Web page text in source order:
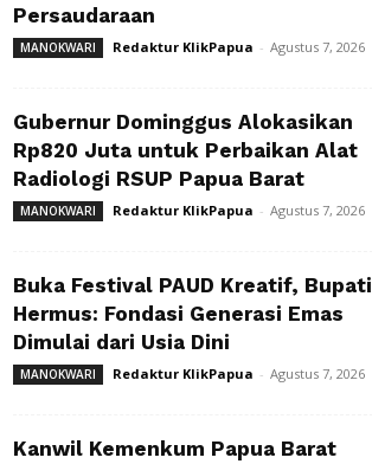
Persaudaraan
MANOKWARI Redaktur KlikPapua - Agustus 7, 2026
Gubernur Dominggus Alokasikan
Rp820 Juta untuk Perbaikan Alat
Radiologi RSUP Papua Barat
MANOKWARI Redaktur KlikPapua - Agustus 7, 2026
Buka Festival PAUD Kreatif, Bupati
Hermus: Fondasi Generasi Emas
Dimulai dari Usia Dini
MANOKWARI Redaktur KlikPapua - Agustus 7, 2026
Kanwil Kemenkum Papua Barat